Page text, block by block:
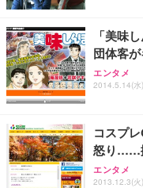
「美味
団体客
エンタメ
2014.5.14(水
コスプ
怒り……
エンタメ
2013.12.3(